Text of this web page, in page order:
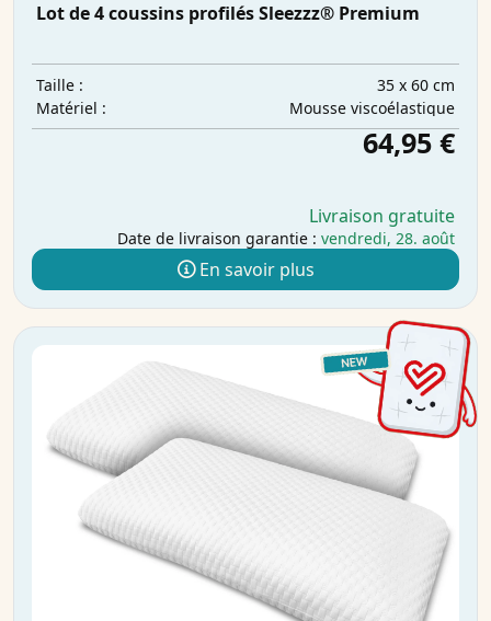
Lot de 4 coussins profilés Sleezzz® Premium
Taille :
35 x 60 cm
Matériel :
Mousse viscoélastique
64,95 €
Livraison gratuite
Date de livraison garantie : vendredi, 28. août
En savoir plus